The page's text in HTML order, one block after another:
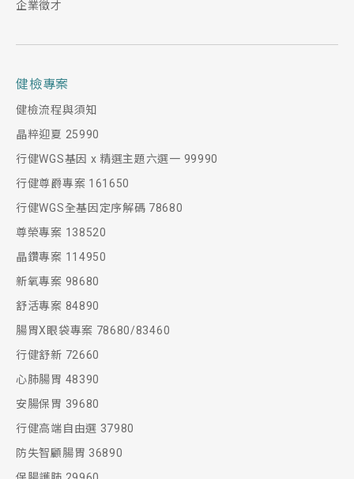
企業徵才
健檢專案
健檢流程與須知
晶粹迎夏 25990
行健WGS基因 x 精選主題六選一 99990
行健尊爵專案 161650
行健WGS全基因定序解碼 78680
尊榮專案 138520
晶鑽專案 114950
新氧專案 98680
舒活專案 84890
腸胃X眼袋專案 78680/83460
行健舒新 72660
心肺腸胃 48390
安腸保胃 39680
行健高端自由選 37980
防失智顧腸胃 36890